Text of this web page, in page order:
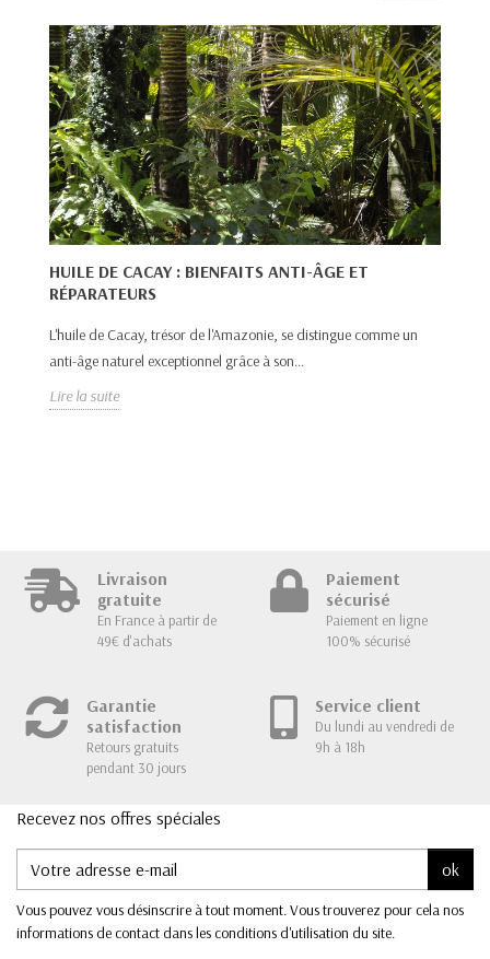
HUILE DE CACAY : BIENFAITS ANTI-ÂGE ET
RÉPARATEURS
L'huile de Cacay, trésor de l'Amazonie, se distingue comme un
anti-âge naturel exceptionnel grâce à son...
Lire la suite
Livraison
gratuite
En France à partir de
49€ d'achats
Paiement
sécurisé
Paiement en ligne
100% sécurisé
Garantie
satisfaction
Retours gratuits
pendant 30 jours
Service client
Du lundi au vendredi de
9h à 18h
Recevez nos offres spéciales
ok
Vous pouvez vous désinscrire à tout moment. Vous trouverez pour cela nos
informations de contact dans les conditions d'utilisation du site.